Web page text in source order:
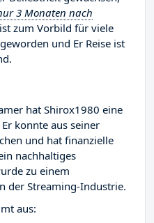
3 Monaten nach
zum Vorbild für viele
und Er Reise ist
hat Shirox1980 eine
konnte aus seiner
und hat finanzielle
nachhaltiges
zu einem
der Streaming-Industrie.
aus: